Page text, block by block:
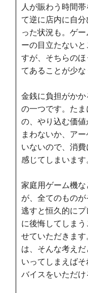
人が賑わう時間
て逆に店内に自
った状況も。ゲ
ーの目立たない
すが、そちらの
てあることが少な
金銭に負担がか
の一つです。た
の、やり込む価
まわないか、ア
いないので、消
感じてしまいます
家庭用ゲーム機
が、全てのもの
逃すと恒久的に
に後悔してしま
せていただきま
は、そんな考え
いってしまえば
バイスをいただけ